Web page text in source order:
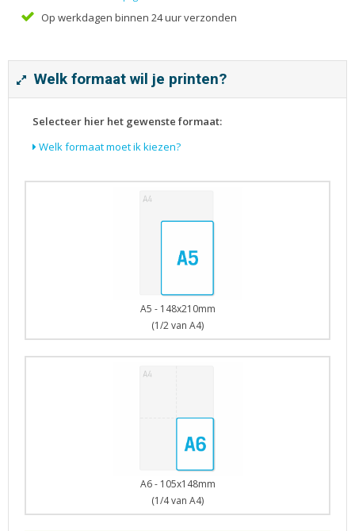
Scripties
Tijdschriften
Verhuiskaarten
Op werkdagen binnen 24 uur verzonden
Welk formaat wil je printen?
Selecteer hier het gewenste formaat:
Welk formaat moet ik kiezen?
A5 - 148x210mm
(1/2 van A4)
A6 - 105x148mm
(1/4 van A4)